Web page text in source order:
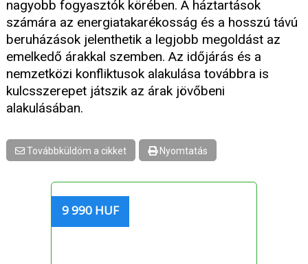
nagyobb fogyasztók körében. A háztartások
számára az energiatakarékosság és a hosszú távú
beruházások jelenthetik a legjobb megoldást az
emelkedő árakkal szemben. Az időjárás és a
nemzetközi konfliktusok alakulása továbbra is
kulcsszerepet játszik az árak jövőbeni
alakulásában.
Továbbküldöm a cikket Nyomtatás
9 990 HUF